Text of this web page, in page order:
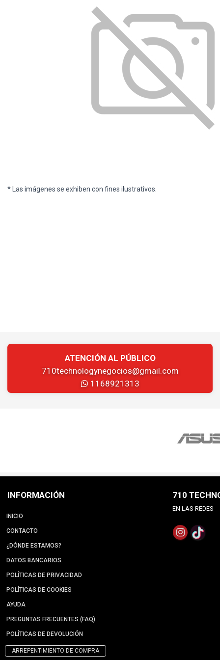
* Las imágenes se exhiben con fines ilustrativos.
ATENCIÓN AL PÚBLICO
710technologynegocios@gmail.com
1168921313
INFORMACIÓN
INICIO
CONTACTO
¿DÓNDE ESTAMOS?
DATOS BANCARIOS
POLÍTICAS DE PRIVACIDAD
POLÍTICAS DE COOKIES
AYUDA
PREGUNTAS FRECUENTES (FAQ)
POLÍTICAS DE DEVOLUCIÓN
ARREPENTIMIENTO DE COMPRA
710
EN LAS REDES